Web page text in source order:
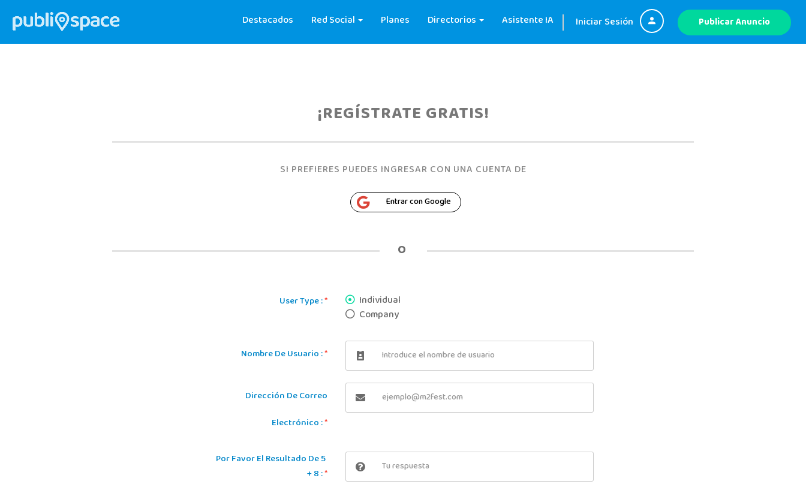
Iniciar Sesión Publicar Anuncio
Destacados Red Social Planes Directorios Asistente IA
¡REGÍSTRATE GRATIS!
SI PREFIERES PUEDES INGRESAR CON UNA CUENTA DE
O
Entrar con Google
User Type :*
Individual
Company
Nombre De Usuario :*
Dirección De Correo
Electrónico :*
Por Favor El Resultado De 5
+ 8 :*